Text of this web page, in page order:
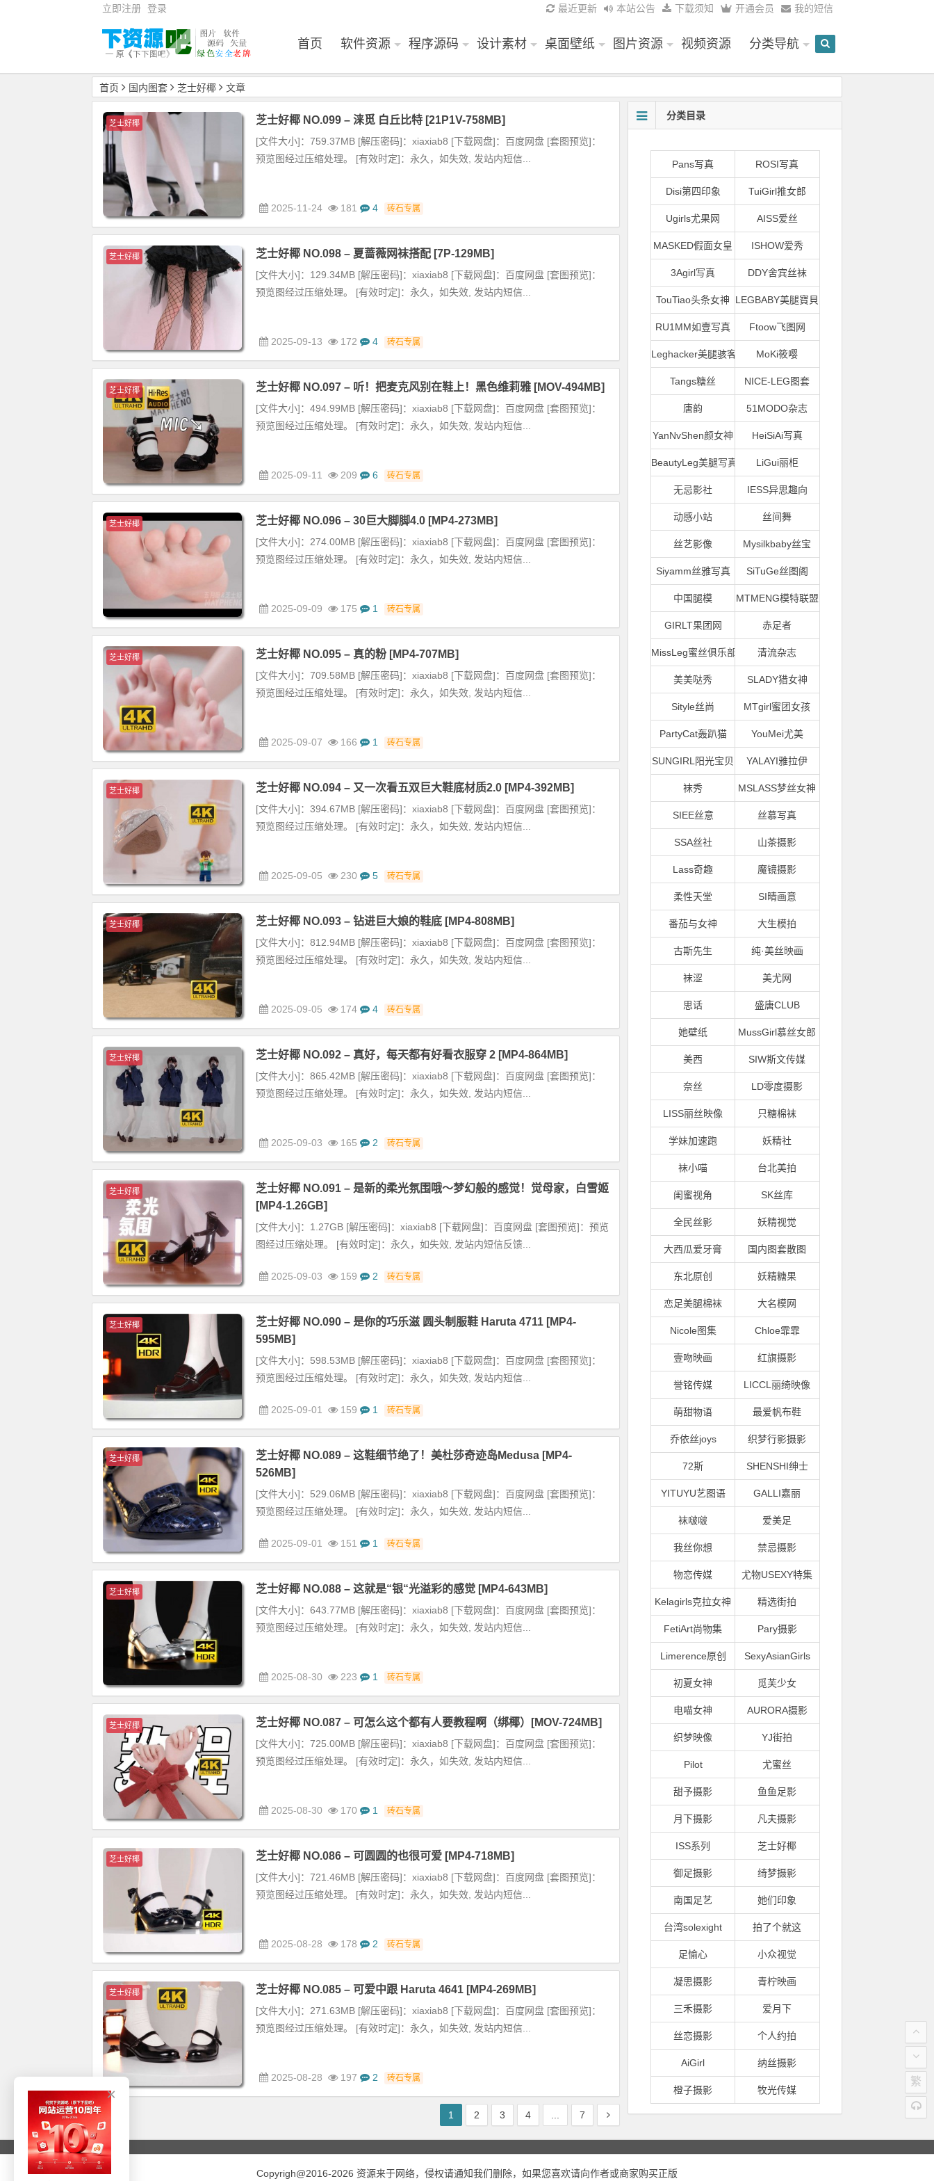
立即注册 登录 最近更新 本站公告 下载须知 开通会员 我的短信
首页 软件资源 程序源码 设计素材 桌面壁纸 图片资源 视频资源 分类导航
首页 国内图套 芝士好椰 文章
芝士好椰 芝士好椰 NO.099 – 涞觅 白丘比特 [21P1V-758MB]
[文件大小]：759.37MB [解压密码]：xiaxiab8 [下载网盘]：百度网盘 [套图预览]：
预览图经过压缩处理。 [有效时定]：永久，如失效, 发站内短信...
2025-11-24 181 4 砖石专属
芝士好椰 芝士好椰 NO.098 – 夏蔷薇网袜搭配 [7P-129MB]
[文件大小]：129.34MB [解压密码]：xiaxiab8 [下载网盘]：百度网盘 [套图预览]：
预览图经过压缩处理。 [有效时定]：永久，如失效, 发站内短信...
2025-09-13 172 4 砖石专属
芝士好椰 芝士好椰 NO.097 – 听！把麦克风别在鞋上！黑色维莉雅 [MOV-494MB]
[文件大小]：494.99MB [解压密码]：xiaxiab8 [下载网盘]：百度网盘 [套图预览]：
预览图经过压缩处理。 [有效时定]：永久，如失效, 发站内短信...
2025-09-11 209 6 砖石专属
芝士好椰 芝士好椰 NO.096 – 30巨大脚脚4.0 [MP4-273MB]
[文件大小]：274.00MB [解压密码]：xiaxiab8 [下载网盘]：百度网盘 [套图预览]：
预览图经过压缩处理。 [有效时定]：永久，如失效, 发站内短信...
2025-09-09 175 1 砖石专属
芝士好椰 芝士好椰 NO.095 – 真的粉 [MP4-707MB]
[文件大小]：709.58MB [解压密码]：xiaxiab8 [下载网盘]：百度网盘 [套图预览]：
预览图经过压缩处理。 [有效时定]：永久，如失效, 发站内短信...
2025-09-07 166 1 砖石专属
芝士好椰 芝士好椰 NO.094 – 又一次看五双巨大鞋底材质2.0 [MP4-392MB]
[文件大小]：394.67MB [解压密码]：xiaxiab8 [下载网盘]：百度网盘 [套图预览]：
预览图经过压缩处理。 [有效时定]：永久，如失效, 发站内短信...
2025-09-05 230 5 砖石专属
芝士好椰 芝士好椰 NO.093 – 钻进巨大娘的鞋底 [MP4-808MB]
[文件大小]：812.94MB [解压密码]：xiaxiab8 [下载网盘]：百度网盘 [套图预览]：
预览图经过压缩处理。 [有效时定]：永久，如失效, 发站内短信...
2025-09-05 174 4 砖石专属
芝士好椰 芝士好椰 NO.092 – 真好，每天都有好看衣服穿 2 [MP4-864MB]
[文件大小]：865.42MB [解压密码]：xiaxiab8 [下载网盘]：百度网盘 [套图预览]：
预览图经过压缩处理。 [有效时定]：永久，如失效, 发站内短信...
2025-09-03 165 2 砖石专属
芝士好椰
芝士好椰 NO.091 – 是新的柔光氛围哦～梦幻般的感觉！觉母家，白雪姬
[MP4-1.26GB]
[文件大小]：1.27GB [解压密码]：xiaxiab8 [下载网盘]：百度网盘 [套图预览]：预览
图经过压缩处理。 [有效时定]：永久，如失效, 发站内短信反馈...
2025-09-03 159 2 砖石专属
芝士好椰
芝士好椰 NO.090 – 是你的巧乐滋 圆头制服鞋 Haruta 4711 [MP4-
595MB]
[文件大小]：598.53MB [解压密码]：xiaxiab8 [下载网盘]：百度网盘 [套图预览]：
预览图经过压缩处理。 [有效时定]：永久，如失效, 发站内短信...
2025-09-01 159 1 砖石专属
芝士好椰
芝士好椰 NO.089 – 这鞋细节绝了！美杜莎奇迹岛Medusa [MP4-
526MB]
[文件大小]：529.06MB [解压密码]：xiaxiab8 [下载网盘]：百度网盘 [套图预览]：
预览图经过压缩处理。 [有效时定]：永久，如失效, 发站内短信...
2025-09-01 151 1 砖石专属
芝士好椰 芝士好椰 NO.088 – 这就是“银“光溢彩的感觉 [MP4-643MB]
[文件大小]：643.77MB [解压密码]：xiaxiab8 [下载网盘]：百度网盘 [套图预览]：
预览图经过压缩处理。 [有效时定]：永久，如失效, 发站内短信...
2025-08-30 223 1 砖石专属
芝士好椰 芝士好椰 NO.087 – 可怎么这个都有人要教程啊（绑椰）[MOV-724MB]
[文件大小]：725.00MB [解压密码]：xiaxiab8 [下载网盘]：百度网盘 [套图预览]：
预览图经过压缩处理。 [有效时定]：永久，如失效, 发站内短信...
2025-08-30 170 1 砖石专属
芝士好椰 芝士好椰 NO.086 – 可圆圆的也很可爱 [MP4-718MB]
[文件大小]：721.46MB [解压密码]：xiaxiab8 [下载网盘]：百度网盘 [套图预览]：
预览图经过压缩处理。 [有效时定]：永久，如失效, 发站内短信...
2025-08-28 178 2 砖石专属
芝士好椰 芝士好椰 NO.085 – 可爱中跟 Haruta 4641 [MP4-269MB]
[文件大小]：271.63MB [解压密码]：xiaxiab8 [下载网盘]：百度网盘 [套图预览]：
预览图经过压缩处理。 [有效时定]：永久，如失效, 发站内短信...
2025-08-28 197 2 砖石专属
1 2 3 4 7
分类目录
Pans写真 ROSI写真
Disi第四印象 TuiGirl推女郎
Ugirls尤果网 AISS爱丝
MASKED假面女皇 ISHOW爱秀
3Agirl写真 DDY舍宾丝袜
TouTiao头条女神 LEGBABY美腿寶貝
RU1MM如壹写真 Ftoow飞图网
Leghacker美腿骇客 MoKi筱嘤
Tangs糖丝 NICE-LEG图套
唐韵 51MODO杂志
YanNvShen颜女神 HeiSiAi写真
BeautyLeg美腿写真 LiGui丽柜
无忌影社 IESS异思趣向
动感小站 丝间舞
丝艺影像 Mysilkbaby丝宝
Siyamm丝雅写真 SiTuGe丝图阁
中国腿模 MTMENG模特联盟
GIRLT果团网 赤足者
MissLeg蜜丝俱乐部 清流杂志
美美哒秀 SLADY猎女神
Sityle丝尚 MTgirl蜜团女孩
PartyCat轰趴猫 YouMei尤美
SUNGIRL阳光宝贝 YALAYI雅拉伊
袜秀 MSLASS梦丝女神
SIEE丝意 丝慕写真
SSA丝社 山茶摄影
Lass奇趣 魔镜摄影
柔性天堂 SI晴画意
番茄与女神 大生模拍
古斯先生 纯·美丝映画
袜涩 美尤网
思话 盛唐CLUB
她壁纸 MussGirl慕丝女郎
美西 SIW斯文传媒
奈丝 LD零度摄影
LISS丽丝映像 只糖棉袜
学妹加速跑 妖精社
袜小喵 台北美拍
闺蜜视角 SK丝库
全民丝影 妖精视觉
大西瓜爱牙膏 国内图套散图
东北原创 妖精糖果
恋足美腿棉袜 大名模网
Nicole图集 Chloe霏霏
壹吻映画 红旗摄影
誉铭传媒 LICCL丽绮映像
萌甜物语 最爱帆布鞋
乔依丝joys 织梦行影摄影
72斯 SHENSHI绅士
YITUYU艺图语 GALLI嘉丽
袜啵啵 爱美足
我丝你想 禁忌摄影
物恋传媒 尤物USEXY特集
Kelagirls克拉女神 精选街拍
FetiArt尚物集 Pary摄影
Limerence原创 SexyAsianGirls
初夏女神 觅芙少女
电喵女神 AURORA摄影
织梦映像 YJ街拍
Pilot 尤蜜丝
甜予摄影 鱼鱼足影
月下摄影 凡夫摄影
ISS系列 芝士好椰
御足摄影 绮梦摄影
南国足艺 她们印象
台湾solexight 拍了个就这
足愉心 小众视觉
凝思摄影 青柠映画
三禾摄影 爱月下
丝恋摄影 个人约拍
AiGirl 纳丝摄影
橙子摄影 牧光传媒
Copyrigh@2016-2026 资源来于网络，侵权请通知我们删除，如果您喜欢请向作者或商家购买正版
繁
×